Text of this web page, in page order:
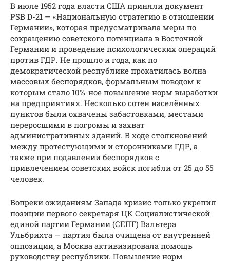
В июле 1952 года власти США приняли документ
PSB D-21 — «Национальную стратегию в отношении
Германии», которая предусматривала меры по
сокращению советского потенциала в Восточной
Германии и проведение психологических операций
против ГДР. Не прошло и года, как по
демократической республике прокатилась волна
массовых беспорядков, формальным поводом к
которым стало 10%-ное повышение норм выработки
на предприятиях. Несколько сотен населённых
пунктов были охвачены забастовками, местами
переросшими в погромы и захват
административных зданий. В ходе столкновений
между протестующими и сторонниками ГДР, а
также при подавлении беспорядков с
привлечением советских войск погибли от 25 до 55
человек.
Вопреки ожиданиям Запада кризис только укрепил
позиции первого секретаря ЦК Социалистической
единой партии Германии (СЕПГ) Вальтера
Ульбрихта — партия была очищена от внутренней
оппозиции, а Москва активизировала помощь
руководству республики. Повышение норм